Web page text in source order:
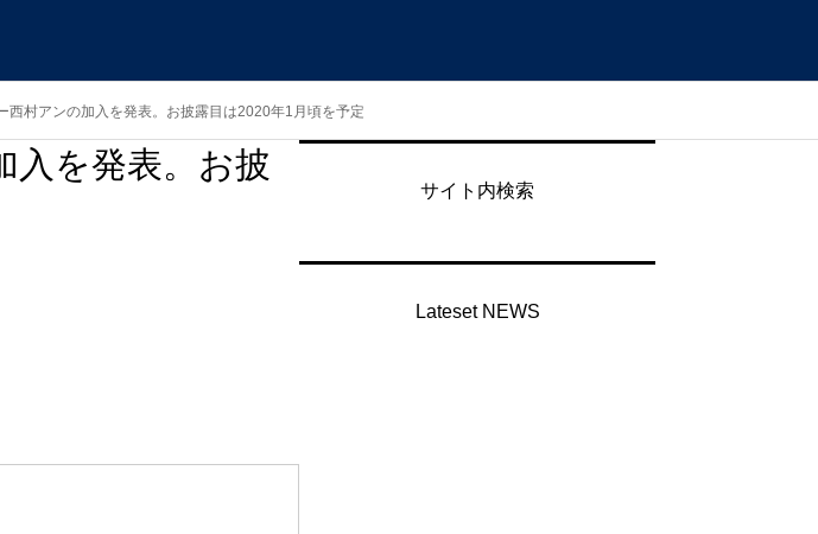
西村アンの加入を発表。お披露目は2020年1月頃を予定
入を発表。お披
サイト内検索
Lateset NEWS